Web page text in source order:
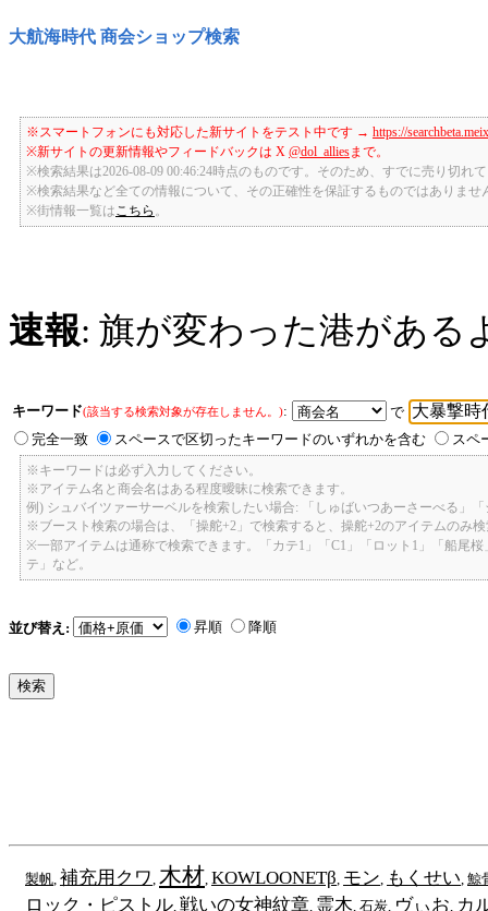
大航海時代 商会ショップ検索
※スマートフォンにも対応した新サイトをテスト中です → https://
※新サイトの更新情報やフィードバックは X @dol_alliesまで。
※検索結果は2026-08-09 00:46:24時点のものです。そのため、すでに売り切れ
※検索結果など全ての情報について、その正確性を保証するものではありませ
※街情報一覧は こちら
速報: 旗が変わった港がある
キーワード(該当する検索対象が存在しません。):
で
完全一致
スペースで区切ったキーワードのいずれかを含む スペ
※キーワードは必ず入力してください。
※アイテム名と商会名はある程度曖昧に検索できます。
例) シュバイツァーサーベルを検索したい場合: 「しゅばいつあーさーべる」
※ブースト検索の場合は、「操舵+2」で検索すると、操舵+2のアイテムのみ
※一部アイテムは通称で検索できます。「カテ1」「C1」「ロット1」「船尾
テ」など。
並び替え: 昇順 降順
製帆 補充用クワ 木材 KOWLOONETβ モン もくせい 鯨
ロック・ピストル 戦いの女神紋章 霊木 石炭 ヴぃお カ